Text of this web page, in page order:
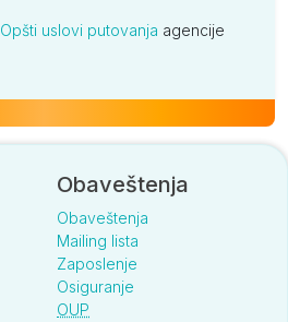
Opšti uslovi putovanja agencije
Obaveštenja
Obaveštenja
Mailing lista
Zaposlenje
Osiguranje
OUP